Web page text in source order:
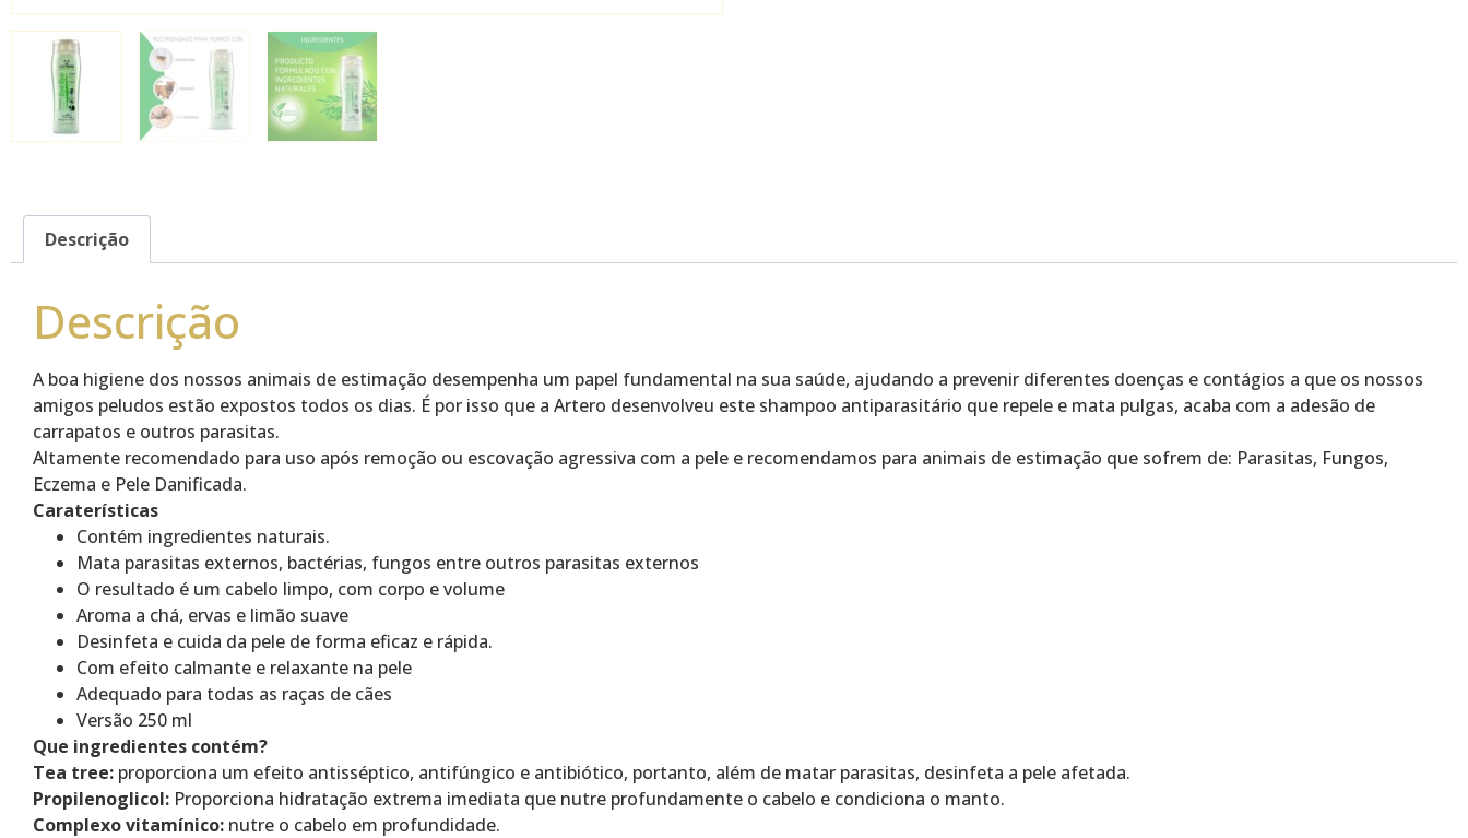
Descrição
Descrição
A boa higiene dos nossos animais de estimação desempenha um papel fundamental na sua saúde, ajudando a prevenir diferentes doenças e contágios a que os nossos
amigos peludos estão expostos todos os dias. É por isso que a Artero desenvolveu este shampoo antiparasitário que repele e mata pulgas, acaba com a adesão de
carrapatos e outros parasitas.
Altamente recomendado para uso após remoção ou escovação agressiva com a pele e recomendamos para animais de estimação que sofrem de: Parasitas, Fungos,
Eczema e Pele Danificada.
Caraterísticas
Contém ingredientes naturais.
Mata parasitas externos, bactérias, fungos entre outros parasitas externos
O resultado é um cabelo limpo, com corpo e volume
Aroma a chá, ervas e limão suave
Desinfeta e cuida da pele de forma eficaz e rápida.
Com efeito calmante e relaxante na pele
Adequado para todas as raças de cães
Versão 250 ml
Que ingredientes contém?
Tea tree: proporciona um efeito antisséptico, antifúngico e antibiótico, portanto, além de matar parasitas, desinfeta a pele afetada.
Propilenoglicol: Proporciona hidratação extrema imediata que nutre profundamente o cabelo e condiciona o manto.
Complexo vitamínico: nutre o cabelo em profundidade.